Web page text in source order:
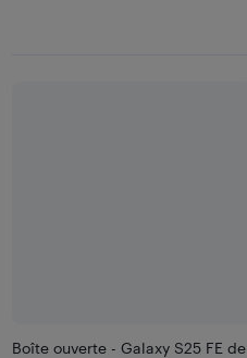
Boîte ouverte - Galaxy S25 FE de